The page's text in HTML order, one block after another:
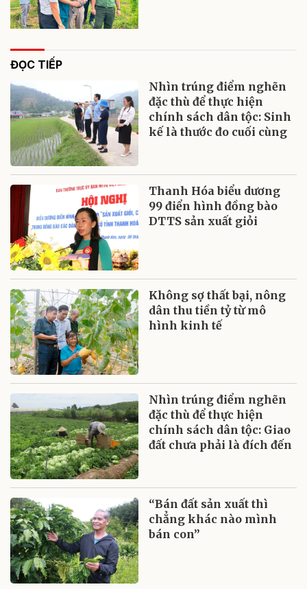
ĐỌC TIẾP
Nhìn trúng điểm nghẽn
đặc thù để thực hiện
chính sách dân tộc: Sinh
kế là thước đo cuối cùng
Thanh Hóa biểu dương
99 điển hình đồng bào
DTTS sản xuất giỏi
Không sợ thất bại, nông
dân thu tiền tỷ từ mô
hình kinh tế
Nhìn trúng điểm nghẽn
đặc thù để thực hiện
chính sách dân tộc: Giao
đất chưa phải là đích đến
“Bán đất sản xuất thì
chẳng khác nào mình
bán con”